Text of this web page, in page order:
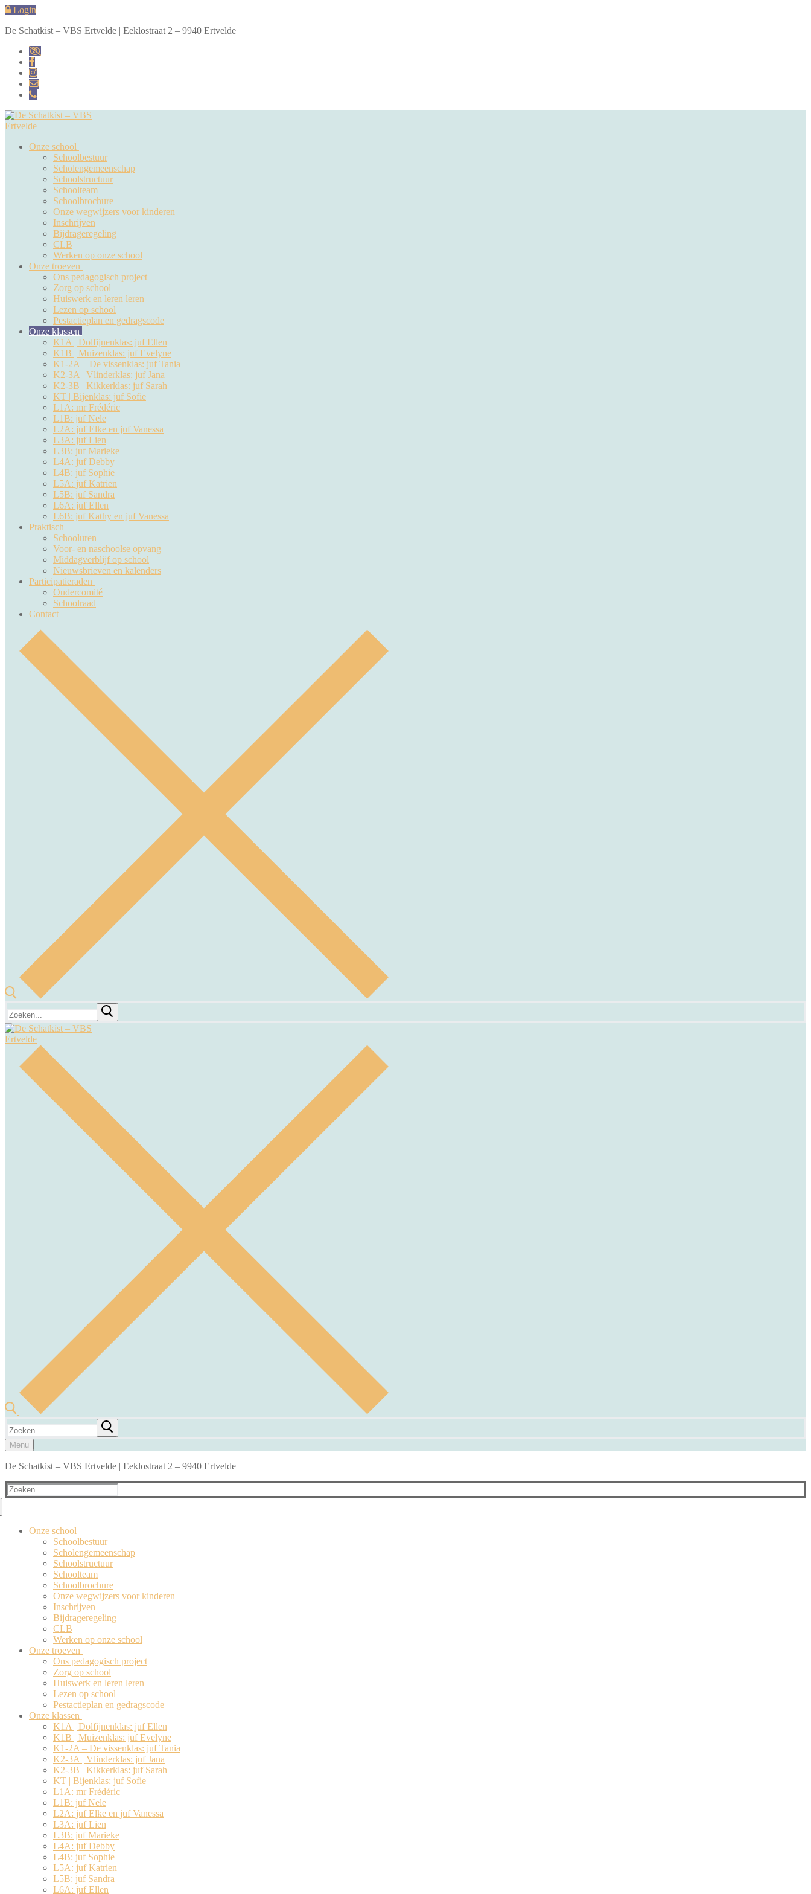
Naar
inhoud
Menu
Sluiten
Login
De Schatkist – VBS Ertvelde | Eeklostraat 2 – 9940 Ertvelde
Onze school
Schoolbestuur
Scholengemeenschap
Schoolstructuur
Schoolteam
Schoolbrochure
Onze wegwijzers voor kinderen
Inschrijven
Bijdrageregeling
CLB
Werken op onze school
Onze troeven
Ons pedagogisch project
Zorg op school
Huiswerk en leren leren
Lezen op school
Pestactieplan en gedragscode
Onze klassen
K1A | Dolfijnenklas: juf Ellen
K1B | Muizenklas: juf Evelyne
K1-2A – De vissenklas: juf Tania
K2-3A | Vlinderklas: juf Jana
K2-3B | Kikkerklas: juf Sarah
KT | Bijenklas: juf Sofie
L1A: mr Frédéric
L1B: juf Nele
L2A: juf Elke en juf Vanessa
L3A: juf Lien
L3B: juf Marieke
L4A: juf Debby
L4B: juf Sophie
L5A: juf Katrien
L5B: juf Sandra
L6A: juf Ellen
L6B: juf Kathy en juf Vanessa
Praktisch
Schooluren
Voor- en naschoolse opvang
Middagverblijf op school
Nieuwsbrieven en kalenders
Participatieraden
Oudercomité
Schoolraad
Contact
Zoeken
naar:
Zoeken
naar:
Menu
De Schatkist – VBS Ertvelde | Eeklostraat 2 – 9940 Ertvelde
Zoeken
naar:
Onze school
Schoolbestuur
Scholengemeenschap
Schoolstructuur
Schoolteam
Schoolbrochure
Onze wegwijzers voor kinderen
Inschrijven
Bijdrageregeling
CLB
Werken op onze school
Onze troeven
Ons pedagogisch project
Zorg op school
Huiswerk en leren leren
Lezen op school
Pestactieplan en gedragscode
Onze klassen
K1A | Dolfijnenklas: juf Ellen
K1B | Muizenklas: juf Evelyne
K1-2A – De vissenklas: juf Tania
K2-3A | Vlinderklas: juf Jana
K2-3B | Kikkerklas: juf Sarah
KT | Bijenklas: juf Sofie
L1A: mr Frédéric
L1B: juf Nele
L2A: juf Elke en juf Vanessa
L3A: juf Lien
L3B: juf Marieke
L4A: juf Debby
L4B: juf Sophie
L5A: juf Katrien
L5B: juf Sandra
L6A: juf Ellen